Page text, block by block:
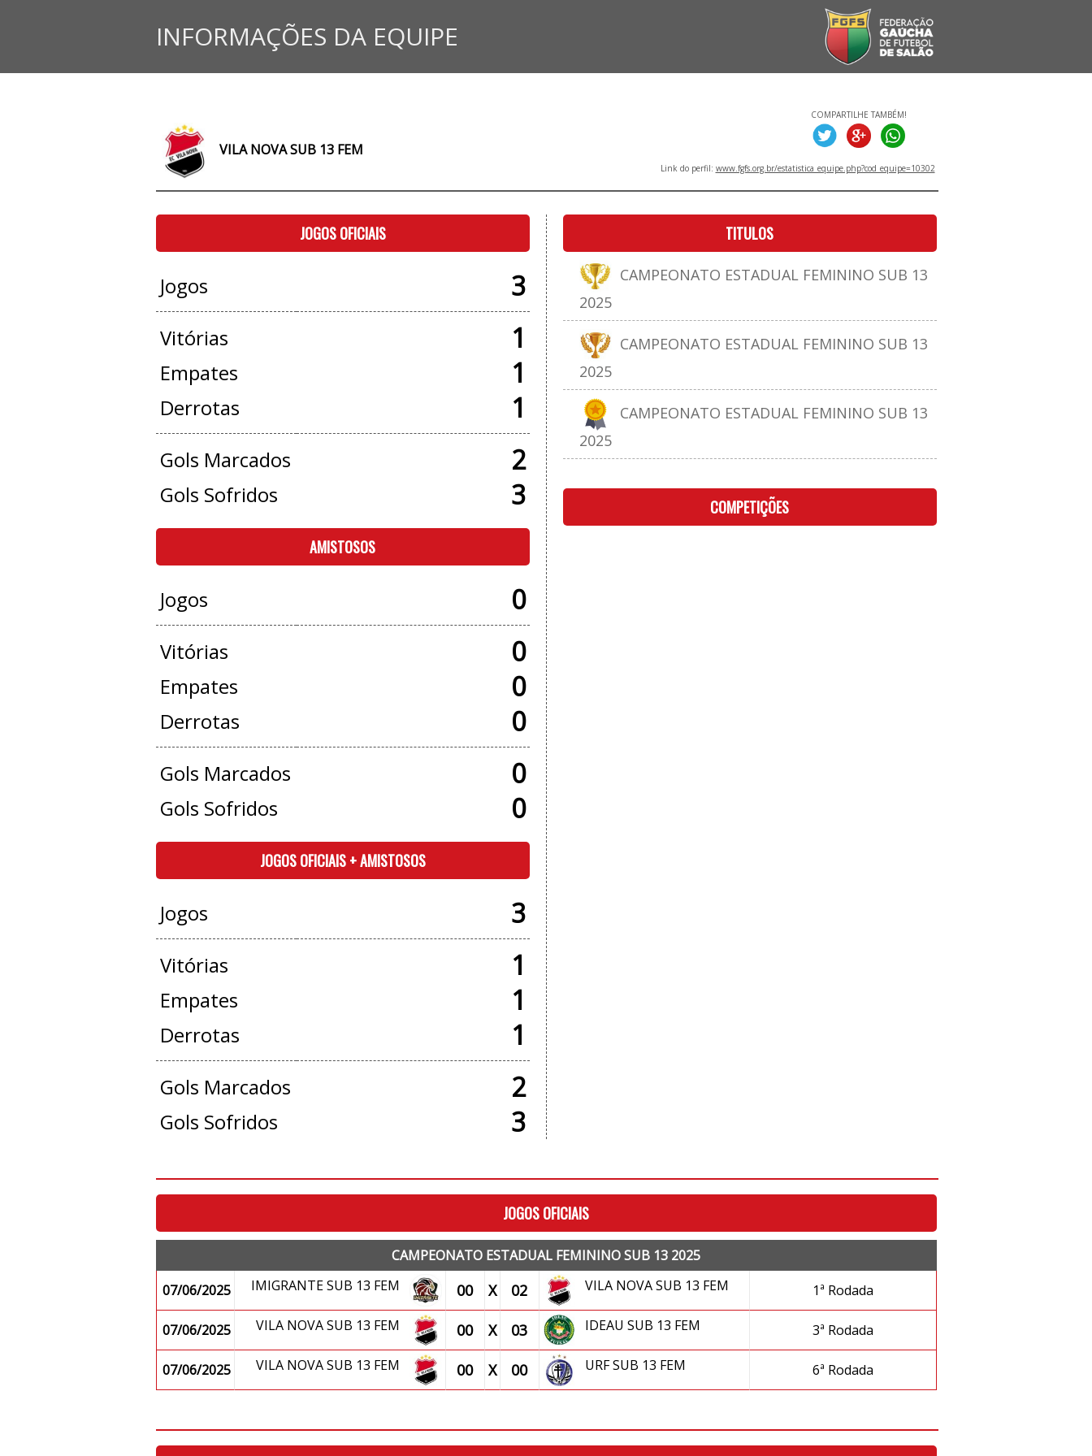
INFORMAÇÕES DA EQUIPE
VILA NOVA SUB 13 FEM
COMPARTILHE TAMBÉM!
Link do perfil: www.fgfs.org.br/estatistica_equipe.php?cod_equipe=10302
JOGOS OFICIAIS
Jogos 3
Vitórias 1
Empates 1
Derrotas 1
Gols Marcados 2
Gols Sofridos 3
AMISTOSOS
Jogos 0
Vitórias 0
Empates 0
Derrotas 0
Gols Marcados 0
Gols Sofridos 0
JOGOS OFICIAIS + AMISTOSOS
Jogos 3
Vitórias 1
Empates 1
Derrotas 1
Gols Marcados 2
Gols Sofridos 3
TITULOS
CAMPEONATO ESTADUAL FEMININO SUB 13
2025
CAMPEONATO ESTADUAL FEMININO SUB 13
2025
CAMPEONATO ESTADUAL FEMININO SUB 13
2025
COMPETIÇÕES
JOGOS OFICIAIS
CAMPEONATO ESTADUAL FEMININO SUB 13 2025
07/06/2025
IMIGRANTE SUB 13 FEM 00 X 02 VILA NOVA SUB 13 FEM 1ª Rodada
07/06/2025 VILA NOVA SUB 13 FEM 00 X 03 IDEAU SUB 13 FEM 3ª Rodada
07/06/2025 VILA NOVA SUB 13 FEM 00 X 00 URF SUB 13 FEM 6ª Rodada